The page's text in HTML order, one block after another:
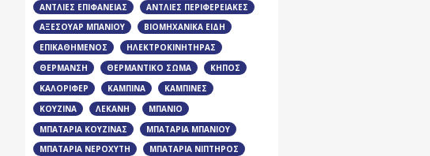
ΑΝΤΛΊΕΣ ΕΠΙΦΆΝΕΙΑΣ
ΑΝΤΛΊΕΣ ΠΕΡΙΦΕΡΕΙΑΚΈΣ
ΑΞΕΣΟΥΆΡ ΜΠΆΝΙΟΥ
ΒΙΟΜΗΧΑΝΙΚΆ ΕΊΔΗ
ΕΠΙΚΑΘΉΜΕΝΟΣ
ΗΛΕΚΤΡΟΚΙΝΗΤΉΡΑΣ
ΘΈΡΜΑΝΣΗ
ΘΕΡΜΑΝΤΙΚΌ ΣΏΜΑ
ΚΉΠΟΣ
ΚΑΛΟΡΙΦΈΡ
ΚΑΜΠΊΝΑ
ΚΑΜΠΊΝΕΣ
ΚΟΥΖΊΝΑ
ΛΕΚΆΝΗ
ΜΠΑΝΙΟ
ΜΠΑΤΑΡΊΑ ΚΟΥΖΊΝΑΣ
ΜΠΑΤΑΡΊΑ ΜΠΆΝΙΟΥ
ΜΠΑΤΑΡΊΑ ΝΕΡΟΧΎΤΗ
ΜΠΑΤΑΡΊΑ ΝΙΠΤΉΡΟΣ